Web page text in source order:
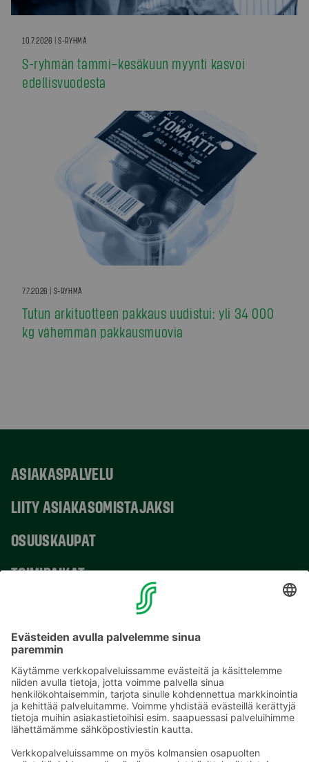
10.7.2026 | S-RYHMÄ
S-ryhmän tammi–kesäkuun myynti kasvoi
edellisvuodesta
7.7.2026 | S-RYHMÄ
Tutun arkituotteen pakkaus uudistui: yli 34 000
kg vähemmän pakkausmuovia
ASIAKASPALVELU
LIITY ASIAKASOMISTAJAKSI
OSUUSKAUPAT
TOIMIPAIKAT
Sähköpostiosoitteet S-ryhmässä ovat muotoa
etunimi.sukunimi@sok.fi